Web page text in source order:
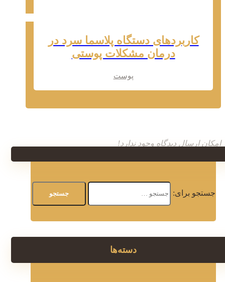
کاربردهای دستگاه پلاسما سرد در
درمان مشکلات پوستی
پوست
امکان ارسال دیدگاه وجود ندارد!
جستجو برای:
دسته‌ها